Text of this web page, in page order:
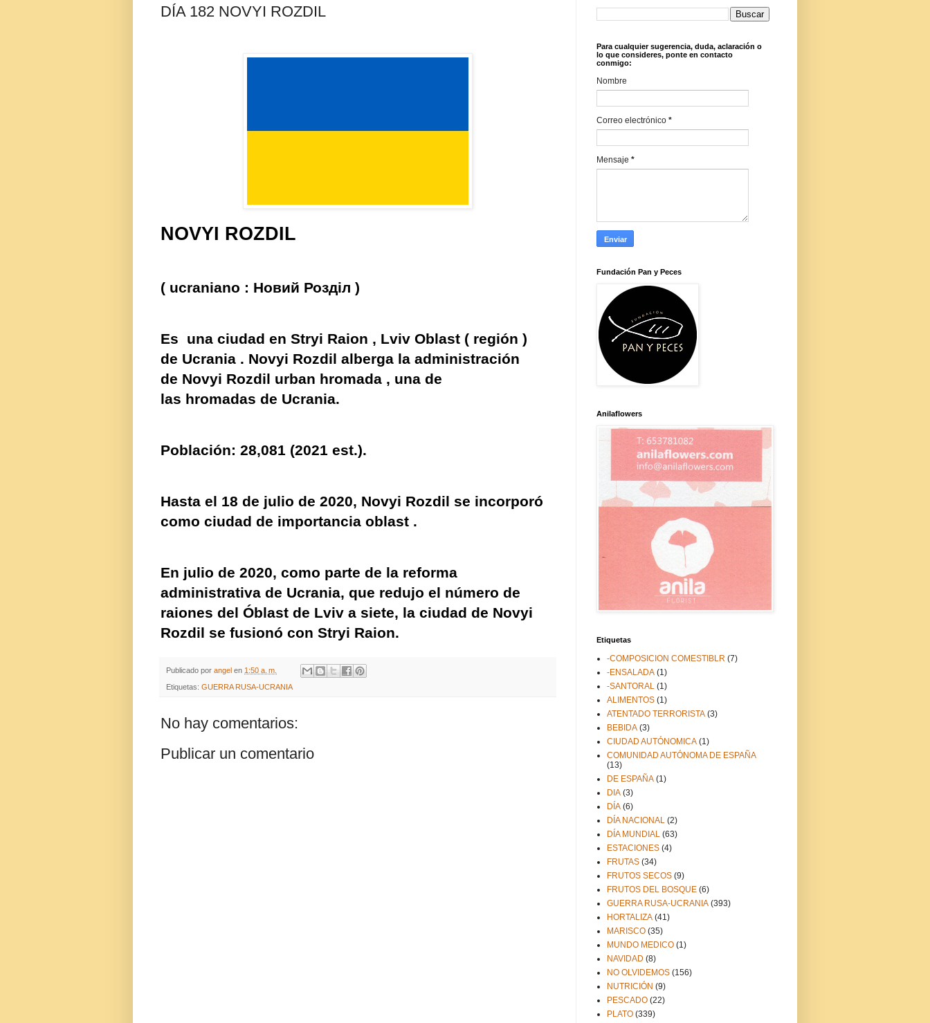
DÍA 182 NOVYI ROZDIL
NOVYI ROZDIL
( ucraniano : Новий Розділ )
Es una ciudad en Stryi Raion , Lviv Oblast ( región )
de Ucrania . Novyi Rozdil alberga la administración
de Novyi Rozdil urban hromada , una de
las hromadas de Ucrania.
Población: 28,081 (2021 est.).
Hasta el 18 de julio de 2020, Novyi Rozdil se incorporó
como ciudad de importancia oblast .
En julio de 2020, como parte de la reforma
administrativa de Ucrania, que redujo el número de
raiones del Óblast de Lviv a siete, la ciudad de Novyi
Rozdil se fusionó con Stryi Raion.
Publicado por angel en 1:50 a. m.
Etiquetas: GUERRA RUSA-UCRANIA
No hay comentarios:
Publicar un comentario
Para cualquier sugerencia, duda, aclaración o
lo que consideres, ponte en contacto
conmigo:
Nombre
Correo electrónico *
Mensaje *
Fundación Pan y Peces
Anilaflowers
Etiquetas
-COMPOSICION COMESTIBLR (7)
-ENSALADA (1)
-SANTORAL (1)
ALIMENTOS (1)
ATENTADO TERRORISTA (3)
BEBIDA (3)
CIUDAD AUTÓNOMICA (1)
COMUNIDAD AUTÓNOMA DE ESPAÑA
(13)
DE ESPAÑA (1)
DIA (3)
DÍA (6)
DÍA NACIONAL (2)
DÍA MUNDIAL (63)
ESTACIONES (4)
FRUTAS (34)
FRUTOS SECOS (9)
FRUTOS DEL BOSQUE (6)
GUERRA RUSA-UCRANIA (393)
HORTALIZA (41)
MARISCO (35)
MUNDO MEDICO (1)
NAVIDAD (8)
NO OLVIDEMOS (156)
NUTRICIÓN (9)
PESCADO (22)
PLATO (339)